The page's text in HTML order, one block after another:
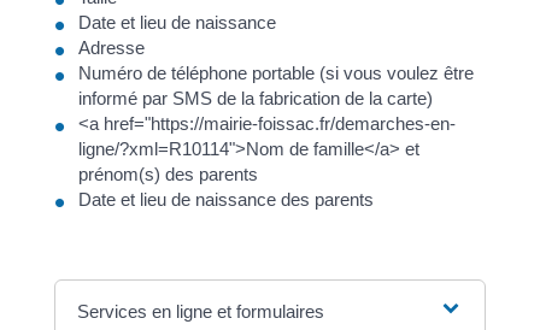
Date et lieu de naissance
Adresse
Numéro de téléphone portable (si vous voulez être
informé par SMS de la fabrication de la carte)
<a href="https://mairie-foissac.fr/demarches-en-
ligne/?xml=R10114">Nom de famille</a> et
prénom(s) des parents
Date et lieu de naissance des parents
Services en ligne et formulaires